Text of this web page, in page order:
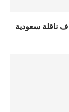
ناقلة سعودية